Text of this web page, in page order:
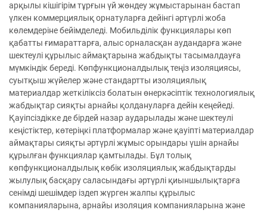
арқылы кішігірім тұрғын үй жөндеу жұмыстарынан бастап
үлкен коммерциялық орнатуларға дейінгі әртүрлі жоба
көлемдеріне бейімделеді. Мобильділік функциялары көп
қабатты ғимараттарға, алыс орналасқан аудандарға және
шектеулі құрылыс аймақтарына жабдықты тасымалдауға
мүмкіндік береді. Көпфункционалдылық теңіз изоляциясы,
суытқыш жүйелер және стандартты изоляциялық
материалдар жеткіліксіз болатын өнеркәсіптік технологиялық
жабдықтар сияқты арнайы қолдануларға дейін кеңейеді.
Қауіпсіздікке де бірдей назар аударылады және шектеулі
кеңістіктер, көтеріңкі платформалар және қауіпті материалдар
аймақтары сияқты әртүрлі жұмыс орындары үшін арнайы
құрылған функциялар қамтылады. Бұл толық
көпфункционалдылық көбік изоляциялық жабдықтарды
жылулық басқару саласындағы әртүрлі қиыншылықтарға
сенімді шешімдер іздеп жүрген жалпы құрылыс
компанияларына, арнайы изоляция компанияларына және